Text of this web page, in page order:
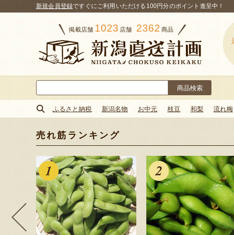
新規会員登録ですぐにご利用いただける100円分のポイント進呈中！
掲載店舗 1023 店舗 2362 商品
索:
ふるさと納税 新潟名物 お中元 枝豆 和梨 流れ梅
売れ筋ランキング